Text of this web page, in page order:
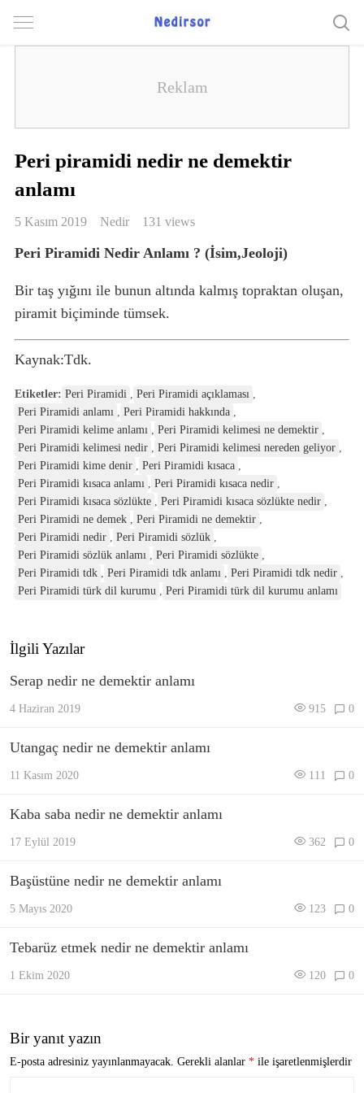
Peri piramidi nedir ne demektir
anlamı
5 Kasım 2019 Nedir 131 views
Peri Piramidi Nedir Anlamı ? (İsim,Jeoloji)
Bir taş yığını ile bunun altında kalmış topraktan oluşan,
piramit biçiminde tümsek.
Kaynak:Tdk.
Etiketler: Peri Piramidi , Peri Piramidi açıklaması ,
Peri Piramidi anlamı , Peri Piramidi hakkında ,
Peri Piramidi kelime anlamı , Peri Piramidi kelimesi ne demektir ,
Peri Piramidi kelimesi nedir , Peri Piramidi kelimesi nereden geliyor ,
Peri Piramidi kime denir , Peri Piramidi kısaca ,
Peri Piramidi kısaca anlamı , Peri Piramidi kısaca nedir ,
Peri Piramidi kısaca sözlükte , Peri Piramidi kısaca sözlükte nedir ,
Peri Piramidi ne demek , Peri Piramidi ne demektir ,
Peri Piramidi nedir , Peri Piramidi sözlük ,
Peri Piramidi sözlük anlamı , Peri Piramidi sözlükte ,
Peri Piramidi tdk , Peri Piramidi tdk anlamı , Peri Piramidi tdk nedir ,
Peri Piramidi türk dil kurumu , Peri Piramidi türk dil kurumu anlamı
İlgili Yazılar
Serap nedir ne demektir anlamı
4 Haziran 2019 915 0
Utangaç nedir ne demektir anlamı
11 Kasım 2020 111 0
Kaba saba nedir ne demektir anlamı
17 Eylül 2019 362 0
Başüstüne nedir ne demektir anlamı
5 Mayıs 2020 123 0
Tebarüz etmek nedir ne demektir anlamı
1 Ekim 2020 120 0
Bir yanıt yazın
E-posta adresiniz yayınlanmayacak. Gerekli alanlar * ile işaretlenmişlerdir